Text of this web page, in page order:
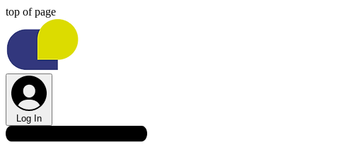
top of page
Log In